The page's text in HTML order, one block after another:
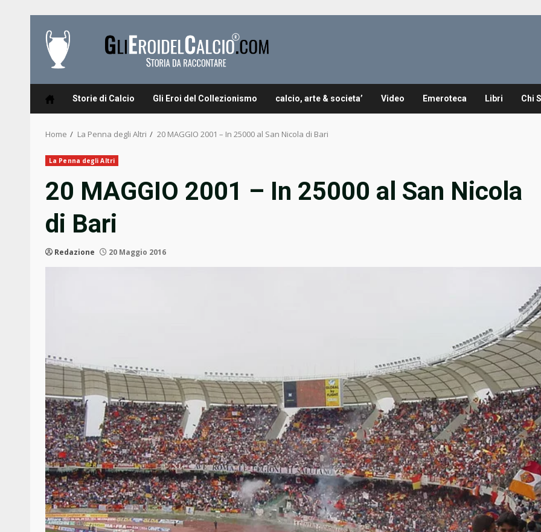
content
Storie di Calcio Gli Eroi del Collezionismo calcio, arte & societa’ Video Emeroteca Libri Chi
Home La Penna degli Altri 20 MAGGIO 2001 – In 25000 al San Nicola di Bari
La Penna degli Altri
20 MAGGIO 2001 – In 25000 al San Nicola
di Bari
Redazione 20 Maggio 2016